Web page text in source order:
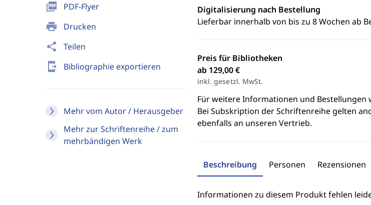
picture_as_pdf PDF-Flyer
print Drucken
share Teilen
send_to_mobile Bibliographie exportieren
Mehr vom Autor / Herausgeber
Mehr zur Schriftenreihe / zum
mehrbändigen Werk
Digitalisierung nach Bestellung
Lieferbar innerhalb von bis zu 8 Wochen ab
Preis für Bibliotheken
ab 129,00 €
inkl. gesetzl. MwSt.
Für weitere Informationen und Bestellungen
Bei Subskription der Schriftenreihe gelten
ebenfalls an unseren Vertrieb.
Beschreibung Personen Rezensionen
Informationen zu diesem Produkt fehlen